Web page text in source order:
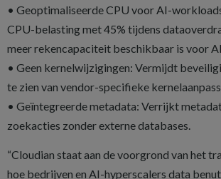
• Geoptimaliseerde CPU voor AI-
CPU-belasting met 45% tijdens
meer rekencapaciteit beschikbaar is voor
• Geen kernelwijzigingen: Vermijdt
te zien van vendor-specifieke
• Geïntegreerde metadata: Verrijkt
zoekacties zonder externe databases.
“Cloudian staat aan de voorgrond van het
hoe bedrijven en AI-hyperscalers data